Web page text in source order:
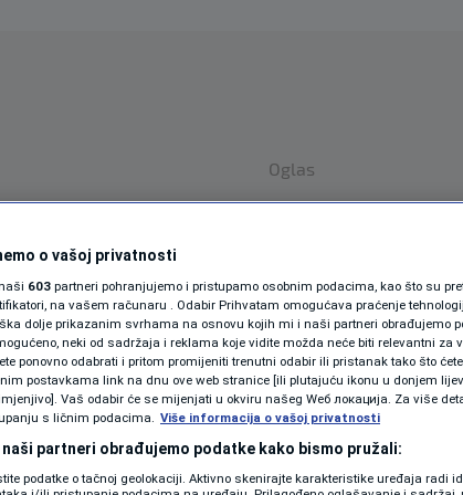
Oglas
SPORTSVIJETMAGAZIN
ZDRAVLJE
SHOWBIZ
o vašoj privatnosti
603 partneri pohranjujemo i pristupamo osobnim podacima, kao što su
na vašem računaru . Odabir Prihvatam omogućava praćenje
dolje prikazanim svrhama na osnovu kojih mi i naši partneri obrađujemo
neki od sadržaja i reklama koje vidite možda neće biti relevantni za
ponovno odabrati i pritom promijeniti trenutni odabir ili pristanak tako što
postavkama link na dnu ove web stranice [ili plutajuću ikonu u donjem
Vaš odabir će se mijenjati u okviru našeg Wеб локација. Za više
s ličnim podacima.
Više informacija o vašoj privatnosti
naši partneri obrađujemo podatke kako bismo pružali:
podatke o tačnoj geolokaciji. Aktivno skenirajte karakteristike uređaja radi